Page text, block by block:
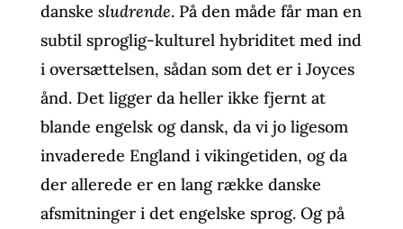
danske sludrende. På den måde får man en
subtil sproglig-kulturel hybriditet med ind
i oversættelsen, sådan som det er i Joyces
ånd. Det ligger da heller ikke fjernt at
blande engelsk og dansk, da vi jo ligesom
invaderede England i vikingetiden, og da
der allerede er en lang række danske
afsmitninger i det engelske sprog. Og på